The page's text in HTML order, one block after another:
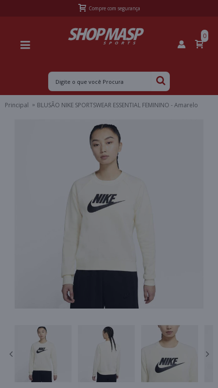
Frete Grátis Sul acima de R$399,99 e Sudeste acima de R$499,99
0
Principal BLUSÃO NIKE SPORTSWEAR ESSENTIAL FEMININO - Amarelo